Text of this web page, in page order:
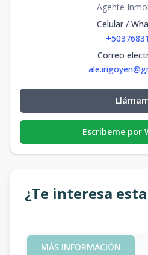
Agente
Celular /
Correo
Escribeme por
¿Te interesa
MÁS INFORMACIÓN